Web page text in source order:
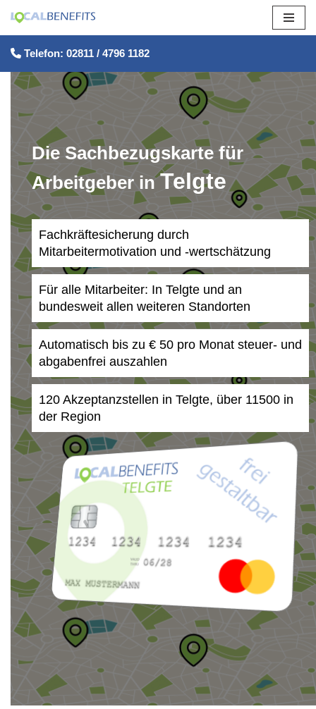
Zum
Inhalt
springen
Telefon: 02811 / 4796 1182
Die Sachbezugskarte für
Arbeitgeber inTelgte
Fachkräftesicherung durch
Mitarbeitermotivation und -wertschätzung
Für alle Mitarbeiter: In Telgte und an
bundesweit allen weiteren Standorten
Automatisch bis zu € 50 pro Monat steuer- und
abgabenfrei auszahlen
120 Akzeptanzstellen in Telgte, über 11500 in
der Region